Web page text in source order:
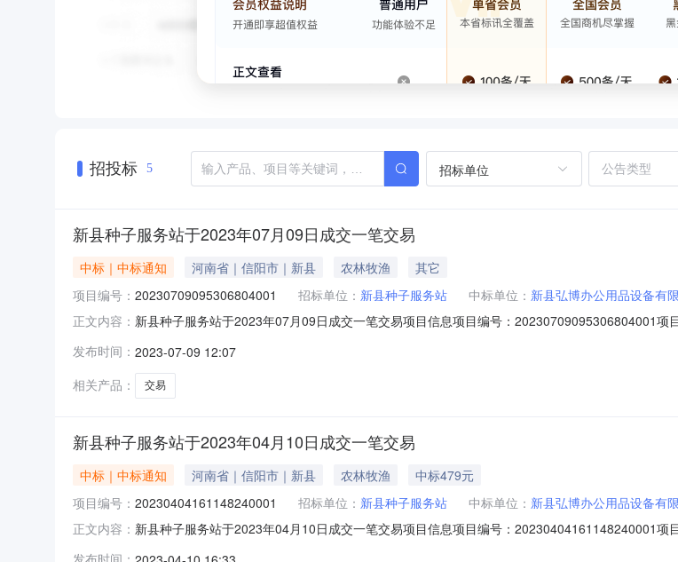
招投标 5 招标单位
新县种子服务站于2023年07月09日成交一笔交易
中标｜中标通知 河南省｜信阳市｜新县 农林牧渔
其它
项目编号： 20230709095306804001 招标单位： 新县种子服务站 中标单位： 新县弘博办公用品设备有
正文内容： 新县种子服务站于2023年07月09日成交一笔交易项目信息项目编号：20230709095306804001
7971666公告日期：2023-07-0910:15:42备注：商品信息商品名称数量成交价(元)总价(元)金士顿（
发布时间： 2023-07-09 12:07
相关产品：
交易
新县种子服务站于2023年04月10日成交一笔交易
中标｜中标通知 河南省｜信阳市｜新县 农林牧渔
中标479元
项目编号： 20230404161148240001 招标单位： 新县种子服务站 中标单位： 新县弘博办公用品设备有
正文内容： 新县种子服务站于2023年04月10日成交一笔交易项目信息项目编号：20230404161148240001